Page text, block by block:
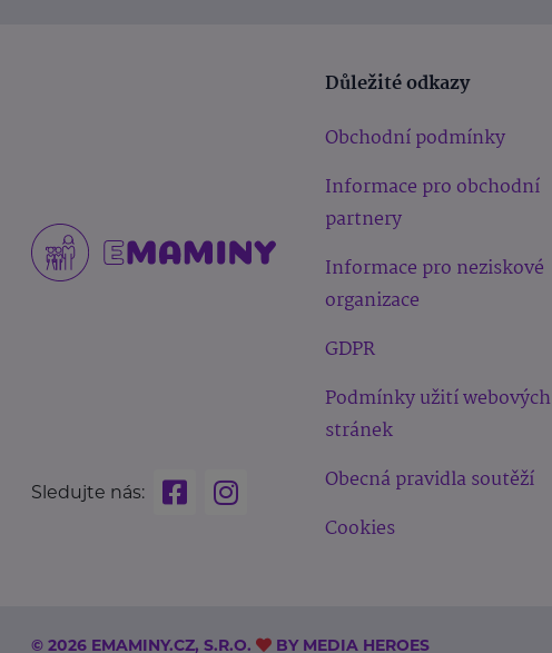
Sledujte nás:
Důležité odkazy
Obchodní podmínky
Informace pro obchodní
partnery
Informace pro neziskové
organizace
GDPR
Podmínky užití webových
stránek
Obecná pravidla soutěží
Cookies
© 2026 EMAMINY.CZ, S.R.O. BY MEDIA HEROES